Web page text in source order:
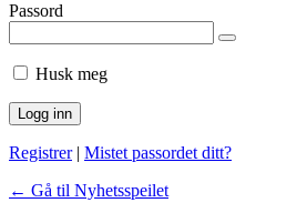
Passord
Husk meg
Registrer| Mistet passordet ditt?
← Gå til Nyhetsspeilet